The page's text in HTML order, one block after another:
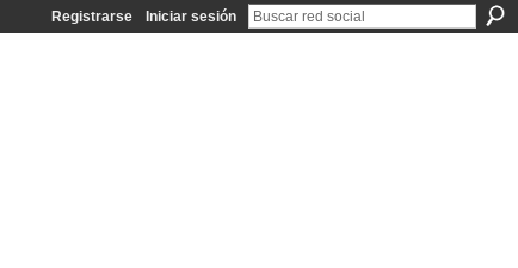
Registrarse Iniciar sesión